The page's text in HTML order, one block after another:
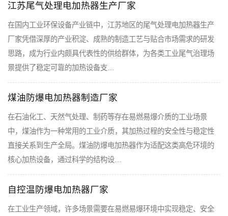
江苏尾气处理电加热器生产厂家
在国内工业环保设备产业链中，江苏地区的尾气处理电加热器生产
厂家凭借深厚的产业积淀、成熟的制造工艺与贴合市场需求的研发
思路，成为行业内颇具代表性的供给群体，为各类工业尾气治理场
景提供了稳定可靠的加热设备支…
煤油防爆电加热器制造厂家
在石油化工、天然气处理、制药等存在易燃易爆介质的工业场景
中，煤油作为一种常用的工业介质，其加热过程的安全性与稳定性
直接关系到生产全局。煤油防爆电加热器作为适配这类高危环境的
核心加热设备，通过科学的结构设…
自控温防爆电加热器厂家
在工业生产领域，许多场景需要在易燃易爆环境中实现稳定、安全